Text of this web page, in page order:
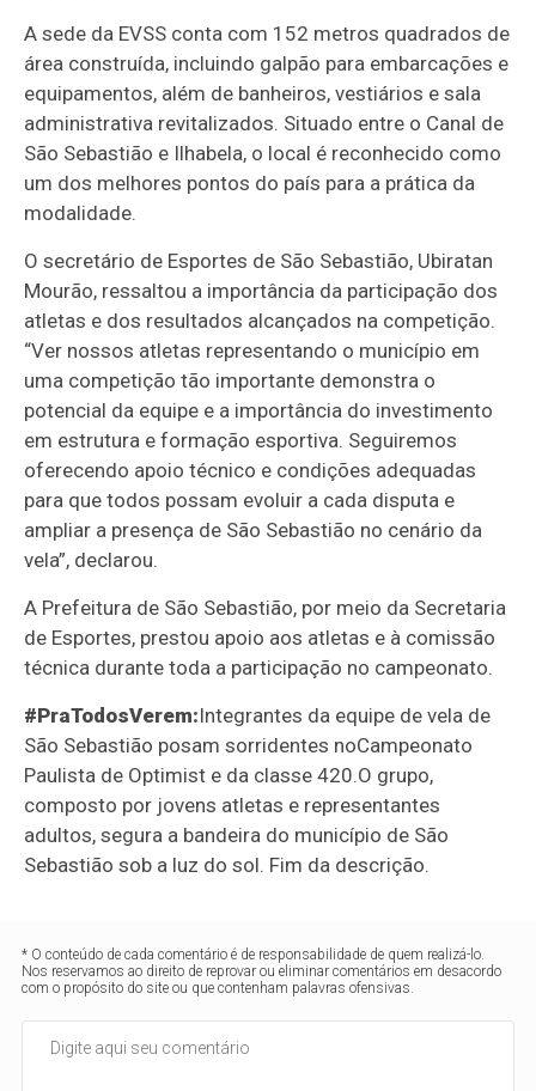
A sede da EVSS conta com 152 metros quadrados de
área construída, incluindo galpão para embarcações e
equipamentos, além de banheiros, vestiários e sala
administrativa revitalizados. Situado entre o Canal de
São Sebastião e Ilhabela, o local é reconhecido como
um dos melhores pontos do país para a prática da
modalidade.
O secretário de Esportes de São Sebastião, Ubiratan
Mourão, ressaltou a importância da participação dos
atletas e dos resultados alcançados na competição.
“Ver nossos atletas representando o município em
uma competição tão importante demonstra o
potencial da equipe e a importância do investimento
em estrutura e formação esportiva. Seguiremos
oferecendo apoio técnico e condições adequadas
para que todos possam evoluir a cada disputa e
ampliar a presença de São Sebastião no cenário da
vela”, declarou.
A Prefeitura de São Sebastião, por meio da Secretaria
de Esportes, prestou apoio aos atletas e à comissão
técnica durante toda a participação no campeonato.
#PraTodosVerem:Integrantes da equipe de vela de
São Sebastião posam sorridentes noCampeonato
Paulista de Optimist e da classe 420.O grupo,
composto por jovens atletas e representantes
adultos, segura a bandeira do município de São
Sebastião sob a luz do sol. Fim da descrição.
* O conteúdo de cada comentário é de responsabilidade de quem realizá-lo.
Nos reservamos ao direito de reprovar ou eliminar comentários em desacordo
com o propósito do site ou que contenham palavras ofensivas.